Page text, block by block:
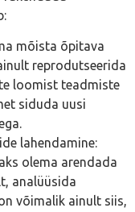
mõista õpitava
reprodutseerida
loomist teadmiste
siduda uusi
lahendamine:
olema arendada
analüüsida
võimalik ainult siis,